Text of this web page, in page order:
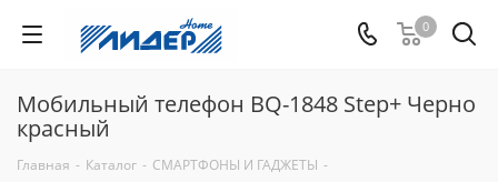
0
Мобильный телефон BQ-1848 Step+ Черно
красный
Главная - Каталог - СМАРТФОНЫ И ГАДЖЕТЫ -